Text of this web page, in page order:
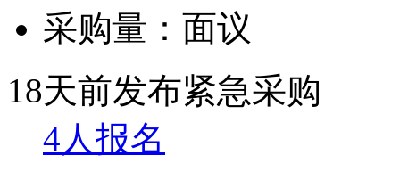
采购量： 面议
18天前发布紧急采购
4人报名